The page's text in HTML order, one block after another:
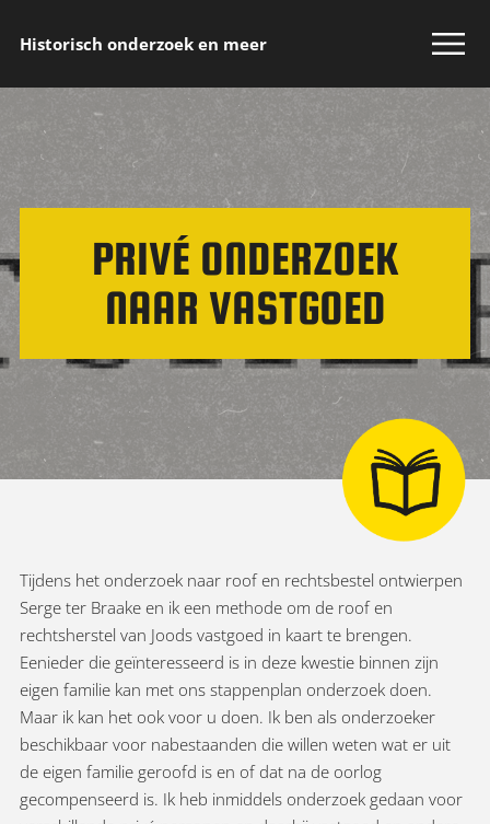
Historisch onderzoek en meer
PRIVÉ ONDERZOEK
NAAR VASTGOED
Tijdens het onderzoek naar roof en rechtsbestel ontwierpen
Serge ter Braake en ik een methode om de roof en
rechtsherstel van Joods vastgoed in kaart te brengen.
Eenieder die geïnteresseerd is in deze kwestie binnen zijn
eigen familie kan met ons stappenplan onderzoek doen.
Maar ik kan het ook voor u doen. Ik ben als onderzoeker
beschikbaar voor nabestaanden die willen weten wat er uit
de eigen familie geroofd is en of dat na de oorlog
gecompenseerd is. Ik heb inmiddels onderzoek gedaan voor